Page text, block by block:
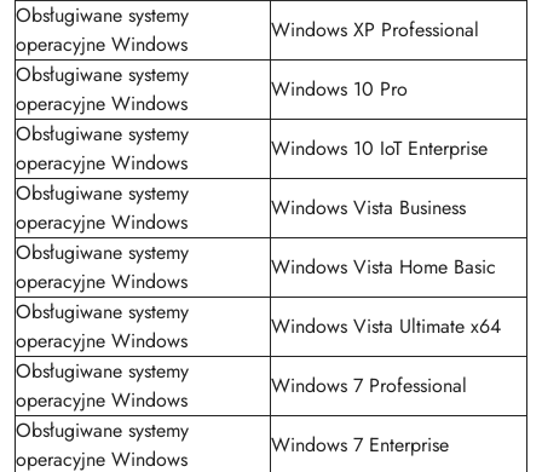
Obsługiwane systemy
operacyjne Windows
Windows XP Professional
Obsługiwane systemy
operacyjne Windows
Windows 10 Pro
Obsługiwane systemy
operacyjne Windows
Windows 10 IoT Enterprise
Obsługiwane systemy
operacyjne Windows
Windows Vista Business
Obsługiwane systemy
operacyjne Windows
Windows Vista Home Basic
Obsługiwane systemy
operacyjne Windows
Windows Vista Ultimate x64
Obsługiwane systemy
operacyjne Windows
Windows 7 Professional
Obsługiwane systemy
operacyjne Windows
Windows 7 Enterprise